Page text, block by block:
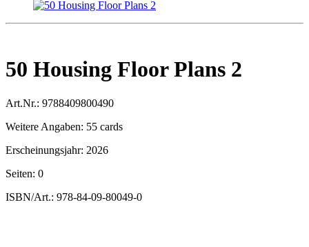
50 Housing Floor Plans 2
Art.Nr.: 9788409800490
Weitere Angaben: 55 cards
Erscheinungsjahr: 2026
Seiten: 0
ISBN/Art.: 978-84-09-80049-0